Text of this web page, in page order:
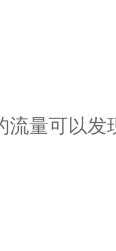
流量可以